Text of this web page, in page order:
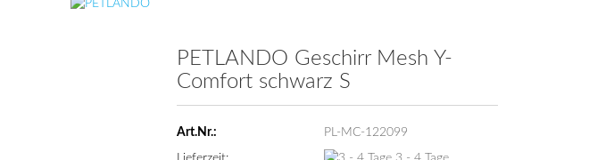
PETLANDO Geschirr Mesh Y-
Comfort schwarz S
Art.Nr.: PL-MC-122099